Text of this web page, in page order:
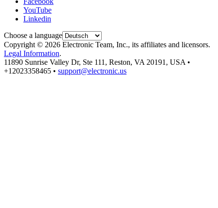
YouTube
Linkedin
Choose a language
Copyright © 2026 Electronic Team, Inc., its affiliates and licensors.
Legal Information.
11890 Sunrise Valley Dr, Ste 111, Reston, VA 20191, USA •
+12023358465 • support@electronic.us